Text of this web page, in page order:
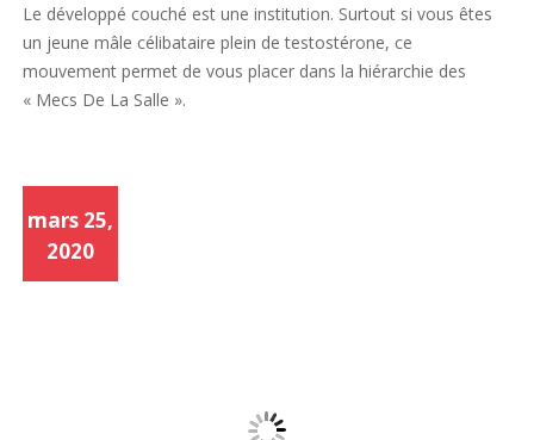
Le développé couché est une institution. Surtout si vous êtes
un jeune mâle célibataire plein de testostérone, ce
mouvement permet de vous placer dans la hiérarchie des
« Mecs De La Salle ».
mars 25,
2020